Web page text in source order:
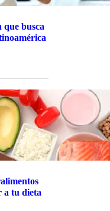
busca
a tu dieta